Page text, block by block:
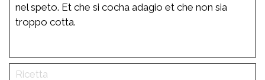
nel speto. Et che si cocha adagio et che non sia
troppo cotta.